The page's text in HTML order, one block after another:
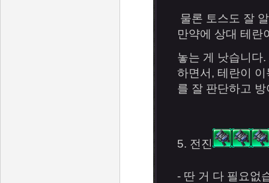
물론 토스도 잘
만약에 상대 테란
놓는 게 낫습니다.
하면서, 테란이
를 잘 판단하고
5. 전진
- 딴 거 다 필요없